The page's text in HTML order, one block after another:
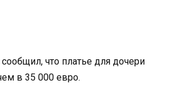
что платье для дочери
в 35 000 евро.